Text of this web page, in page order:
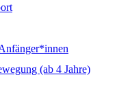
(ab 4 Jahre)